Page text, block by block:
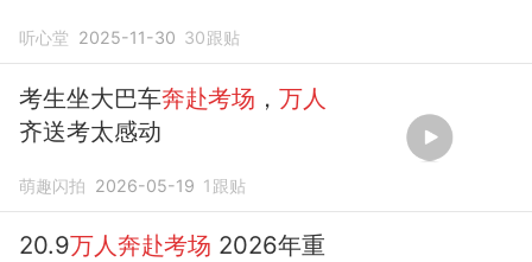
听心堂 2025-11-30 30跟贴
考生坐大巴车奔赴考场 ，万人
齐送考太感动
萌趣闪拍 2026-05-19 1 跟贴
20.9万人奔赴考场 2026年重